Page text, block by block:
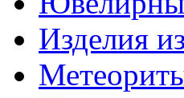
Изделия